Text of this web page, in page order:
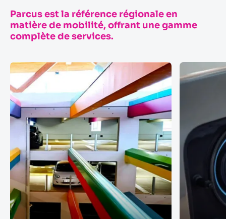
Parcus est la référence régionale en
matière de mobilité, offrant une gamme
complète de services.